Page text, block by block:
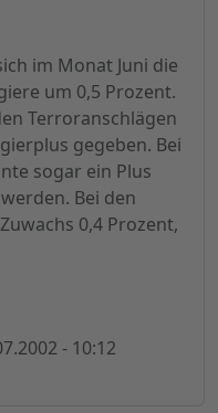
im Monat Juni die
um 0,5 Prozent.
Terroranschlägen
gegeben. Bei
sogar ein Plus
Bei den
0,4 Prozent,
- 10:12